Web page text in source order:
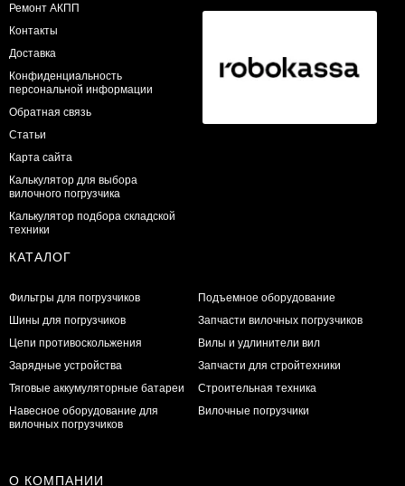
Ремонт АКПП
Контакты
Доставка
Конфиденциальность
персональной информации
Обратная связь
Статьи
Карта сайта
Калькулятор для выбора
вилочного погрузчика
Калькулятор подбора складской
техники
КАТАЛОГ
Фильтры для погрузчиков
Шины для погрузчиков
Цепи противоскольжения
Зарядные устройства
Тяговые аккумуляторные батареи
Навесное оборудование для
вилочных погрузчиков
Подъемное оборудование
Запчасти вилочных погрузчиков
Вилы и удлинители вил
Запчасти для стройтехники
Строительная техника
Вилочные погрузчики
О КОМПАНИИ